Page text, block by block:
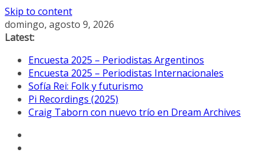
Skip to content
domingo, agosto 9, 2026
Latest:
Encuesta 2025 – Periodistas Argentinos
Encuesta 2025 – Periodistas Internacionales
Sofía Rei: Folk y futurismo
Pi Recordings (2025)
Craig Taborn con nuevo trío en Dream Archives